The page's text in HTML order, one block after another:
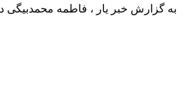
به گزارش خبر یار ، فاطمه محمدبیگی